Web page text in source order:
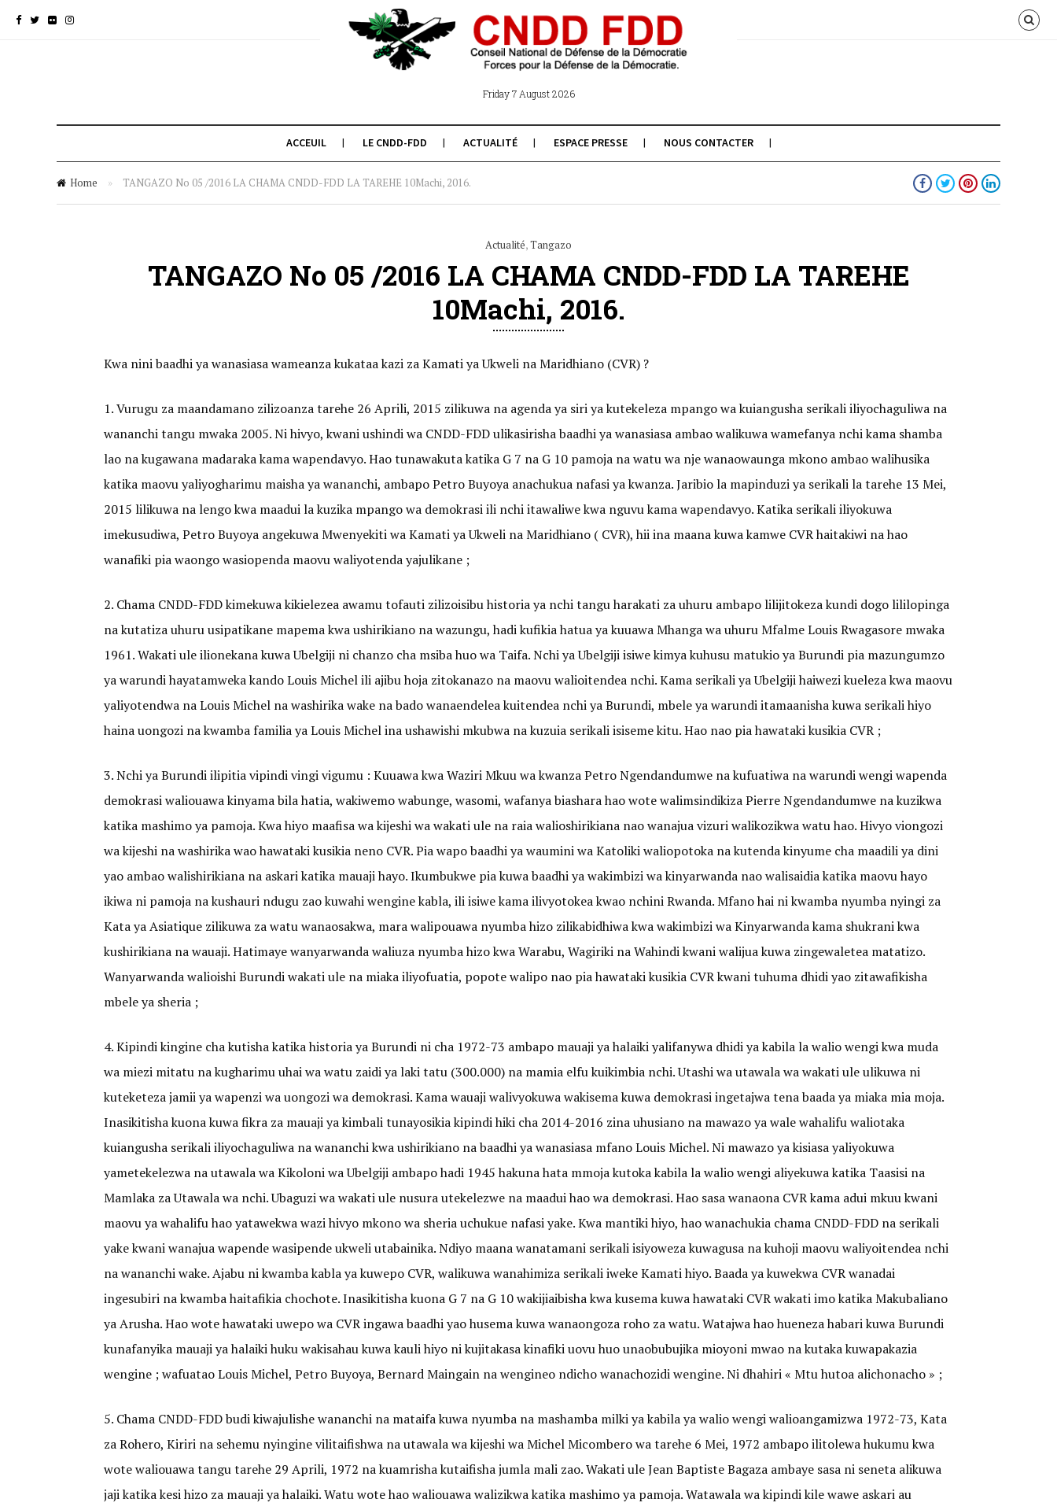
Friday 7 August 2026
ACCEUIL LE CNDD-FDD ACTUALITÉ ESPACE PRESSE NOUS CONTACTER
Home » TANGAZO No 05 /2016 LA CHAMA CNDD-FDD LA TAREHE 10Machi, 2016.
Actualité,Tangazo
TANGAZO No 05 /2016 LA CHAMA CNDD-FDD LA TAREHE
10Machi, 2016.
Kwa nini baadhi ya wanasiasa wameanza kukataa kazi za Kamati ya Ukweli na Maridhiano (CVR) ?
1. Vurugu za maandamano zilizoanza tarehe 26 Aprili, 2015 zilikuwa na agenda ya siri ya kutekeleza mpango wa kuiangusha serikali iliyochaguliwa na
wananchi tangu mwaka 2005. Ni hivyo, kwani ushindi wa CNDD-FDD ulikasirisha baadhi ya wanasiasa ambao walikuwa wamefanya nchi kama shamba
lao na kugawana madaraka kama wapendavyo. Hao tunawakuta katika G 7 na G 10 pamoja na watu wa nje wanaowaunga mkono ambao walihusika
katika maovu yaliyogharimu maisha ya wananchi, ambapo Petro Buyoya anachukua nafasi ya kwanza. Jaribio la mapinduzi ya serikali la tarehe 13 Mei,
2015 lilikuwa na lengo kwa maadui la kuzika mpango wa demokrasi ili nchi itawaliwe kwa nguvu kama wapendavyo. Katika serikali iliyokuwa
imekusudiwa, Petro Buyoya angekuwa Mwenyekiti wa Kamati ya Ukweli na Maridhiano ( CVR), hii ina maana kuwa kamwe CVR haitakiwi na hao
wanafiki pia waongo wasiopenda maovu waliyotenda yajulikane ;
2. Chama CNDD-FDD kimekuwa kikielezea awamu tofauti zilizoisibu historia ya nchi tangu harakati za uhuru ambapo lilijitokeza kundi dogo lililopinga
na kutatiza uhuru usipatikane mapema kwa ushirikiano na wazungu, hadi kufikia hatua ya kuuawa Mhanga wa uhuru Mfalme Louis Rwagasore mwaka
1961. Wakati ule ilionekana kuwa Ubelgiji ni chanzo cha msiba huo wa Taifa. Nchi ya Ubelgiji isiwe kimya kuhusu matukio ya Burundi pia mazungumzo
ya warundi hayatamweka kando Louis Michel ili ajibu hoja zitokanazo na maovu walioitendea nchi. Kama serikali ya Ubelgiji haiwezi kueleza kwa maovu
yaliyotendwa na Louis Michel na washirika wake na bado wanaendelea kuitendea nchi ya Burundi, mbele ya warundi itamaanisha kuwa serikali hiyo
haina uongozi na kwamba familia ya Louis Michel ina ushawishi mkubwa na kuzuia serikali isiseme kitu. Hao nao pia hawataki kusikia CVR ;
3. Nchi ya Burundi ilipitia vipindi vingi vigumu : Kuuawa kwa Waziri Mkuu wa kwanza Petro Ngendandumwe na kufuatiwa na warundi wengi wapenda
demokrasi waliouawa kinyama bila hatia, wakiwemo wabunge, wasomi, wafanya biashara hao wote walimsindikiza Pierre Ngendandumwe na kuzikwa
katika mashimo ya pamoja. Kwa hiyo maafisa wa kijeshi wa wakati ule na raia walioshirikiana nao wanajua vizuri walikozikwa watu hao. Hivyo viongozi
wa kijeshi na washirika wao hawataki kusikia neno CVR. Pia wapo baadhi ya waumini wa Katoliki waliopotoka na kutenda kinyume cha maadili ya dini
yao ambao walishirikiana na askari katika mauaji hayo. Ikumbukwe pia kuwa baadhi ya wakimbizi wa kinyarwanda nao walisaidia katika maovu hayo
ikiwa ni pamoja na kushauri ndugu zao kuwahi wengine kabla, ili isiwe kama ilivyotokea kwao nchini Rwanda. Mfano hai ni kwamba nyumba nyingi za
Kata ya Asiatique zilikuwa za watu wanaosakwa, mara walipouawa nyumba hizo zilikabidhiwa kwa wakimbizi wa Kinyarwanda kama shukrani kwa
kushirikiana na wauaji. Hatimaye wanyarwanda waliuza nyumba hizo kwa Warabu, Wagiriki na Wahindi kwani walijua kuwa zingewaletea matatizo.
Wanyarwanda walioishi Burundi wakati ule na miaka iliyofuatia, popote walipo nao pia hawataki kusikia CVR kwani tuhuma dhidi yao zitawafikisha
mbele ya sheria ;
4. Kipindi kingine cha kutisha katika historia ya Burundi ni cha 1972-73 ambapo mauaji ya halaiki yalifanywa dhidi ya kabila la walio wengi kwa muda
wa miezi mitatu na kugharimu uhai wa watu zaidi ya laki tatu (300.000) na mamia elfu kuikimbia nchi. Utashi wa utawala wa wakati ule ulikuwa ni
kuteketeza jamii ya wapenzi wa uongozi wa demokrasi. Kama wauaji walivyokuwa wakisema kuwa demokrasi ingetajwa tena baada ya miaka mia moja.
Inasikitisha kuona kuwa fikra za mauaji ya kimbali tunayosikia kipindi hiki cha 2014-2016 zina uhusiano na mawazo ya wale wahalifu waliotaka
kuiangusha serikali iliyochaguliwa na wananchi kwa ushirikiano na baadhi ya wanasiasa​ mfano Louis Michel. Ni mawazo ya kisiasa yaliyokuwa
yametekelezwa na utawala wa Kikoloni wa Ubelgiji ambapo hadi 1945 hakuna hata mmoja kutoka kabila la walio wengi aliyekuwa katika Taasisi na
Mamlaka za Utawala wa nchi. Ubaguzi wa wakati ule nusura utekelezwe na maadui hao wa demokrasi. Hao sasa wanaona CVR kama adui mkuu kwani
maovu ya wahalifu hao yatawekwa wazi hivyo mkono wa sheria uchukue nafasi yake. Kwa mantiki hiyo, hao wanachukia chama CNDD-FDD na serikali
yake kwani wanajua wapende wasipende ukweli utabainika. Ndiyo maana wanatamani serikali isiyoweza kuwagusa na kuhoji maovu waliyoitendea nchi
na wananchi wake. Ajabu ni kwamba kabla ya kuwepo CVR, walikuwa wanahimiza serikali iweke Kamati hiyo. Baada ya kuwekwa CVR wanadai
ingesubiri na kwamba haitafikia chochote. Inasikitisha kuona G 7 na G 10 wakijiaibisha kwa kusema kuwa hawataki CVR wakati imo katika Makubaliano
ya Arusha. Hao wote hawataki uwepo wa CVR ingawa baadhi yao husema kuwa wanaongoza roho za watu. Watajwa hao hueneza habari kuwa Burundi
kunafanyika mauaji ya halaiki huku wakisahau kuwa kauli hiyo ni kujitakasa kinafiki uovu huo unaobubujika mioyoni mwao na kutaka kuwapakazia
wengine ; wafuatao Louis Michel, Petro Buyoya, Bernard Maingain na wengineo ndicho wanachozidi wengine. Ni dhahiri « Mtu hutoa alichonacho » ;
5. Chama CNDD-FDD budi kiwajulishe wananchi na mataifa kuwa nyumba na mashamba milki ya kabila ya walio wengi walioangamizwa 1972-73, Kata
za Rohero, Kiriri na sehemu nyingine vilitaifishwa na utawala wa kijeshi wa Michel Micombero wa tarehe 6 Mei, 1972 ambapo ilitolewa hukumu kwa
wote waliouawa tangu tarehe 29 Aprili, 1972 na kuamrisha kutaifisha jumla mali zao. Wakati ule Jean Baptiste Bagaza ambaye sasa ni seneta alikuwa
jaji katika kesi hizo za mauaji ya halaiki. Watu wote hao waliouawa walizikwa katika mashimo ya pamoja. Watawala wa kipindi kile wawe askari au